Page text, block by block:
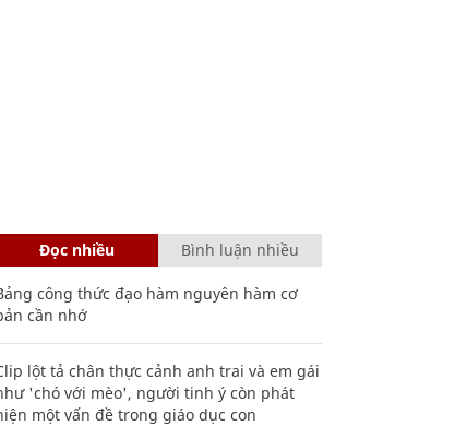
Đọc nhiều Bình luận nhiều
công thức đạo hàm nguyên hàm cơ
cần nhớ
lột tả chân thực cảnh anh trai và em gái
'chó với mèo', người tinh ý còn phát
một vấn đề trong giáo dục con